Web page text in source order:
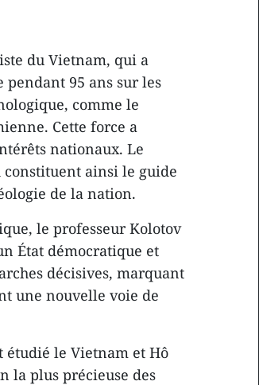
du Vietnam, qui a
95 ans sur les
comme le
Cette force a
nationaux. Le
ainsi le guide
de la nation.
le professeur Kolotov
État démocratique et
décisives, marquant
une nouvelle voie de
le Vietnam et Hô
la plus précieuse des